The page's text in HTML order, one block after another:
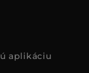
aplikáciu